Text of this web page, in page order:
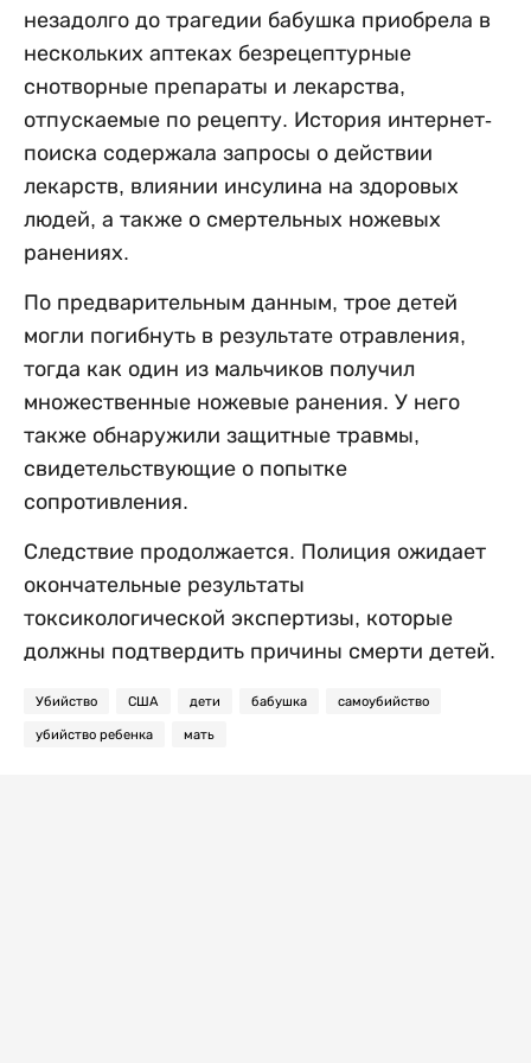
незадолго до трагедии бабушка приобрела в
нескольких аптеках безрецептурные
снотворные препараты и лекарства,
отпускаемые по рецепту. История интернет-
поиска содержала запросы о действии
лекарств, влиянии инсулина на здоровых
людей, а также о смертельных ножевых
ранениях.
По предварительным данным, трое детей
могли погибнуть в результате отравления,
тогда как один из мальчиков получил
множественные ножевые ранения. У него
также обнаружили защитные травмы,
свидетельствующие о попытке
сопротивления.
Следствие продолжается. Полиция ожидает
окончательные результаты
токсикологической экспертизы, которые
должны подтвердить причины смерти детей.
Убийство США дети бабушка самоубийство
убийство ребенка мать